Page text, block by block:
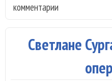
комментарии
Светлане